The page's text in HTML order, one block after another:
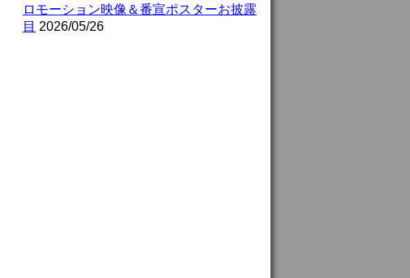
ロモーション映像＆番宣ポスターお披露
目 2026/05/26